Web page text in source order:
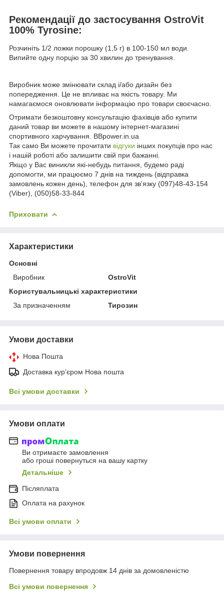
Рекомендації до застосування OstroVit
100% Tyrosine:
Розчиніть 1/2 ложки порошку (1,5 г) в 100-150 мл води.
Випийте одну порцію за 30 хвилин до тренування.
Виробник може змінювати склад і/або дизайн без
попередження. Це не впливає на якість товару. Ми
намагаємося оновлювати інформацію про товари своєчасно.
Отримати безкоштовну консультацію фахівців або купити
даний товар ви можете в нашому інтернет-магазині
спортивного харчування. BBpower.in.ua
Так само Ви можете прочитати відгуки інших покупців про нас
і нашій роботі або залишити свій при бажанні.
Якщо у Вас виникли які-небудь питання, будемо раді
допомогти, ми працюємо 7 днів на тиждень (відправка
замовлень кожен день), телефон для зв'язку (097)48-43-154
(Viber), (050)58-33-844
Приховати
Характеристики
Основні
Виробник
OstroVit
Користувальницькі характеристики
За призначенням
Тирозин
Умови доставки
Нова Пошта
Доставка кур'єром Нова пошта
Всі умови доставки
Умови оплати
Ви отримаєте замовлення
або гроші повернуться на вашу картку
Детальніше
Післяплата
Оплата на рахунок
Всі умови оплати
Умови повернення
Повернення товару впродовж 14 днів за домовленістю
Всі умови повернення